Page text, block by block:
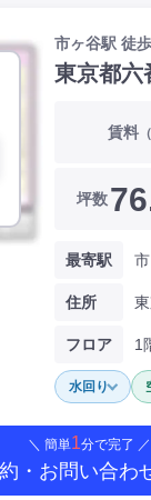
市ヶ谷駅 徒歩
東京都六
賃料
坪数
最寄駅
住所
フロア 1
水回り
＼ 簡単1分で完了 ／
・お問い合わ